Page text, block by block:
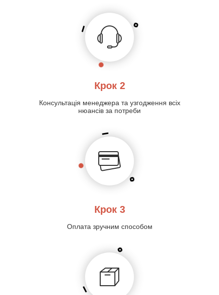
Крок 2
Консультація менеджера та узгодження всіх
нюансів за потреби
Крок 3
Оплата зручним способом